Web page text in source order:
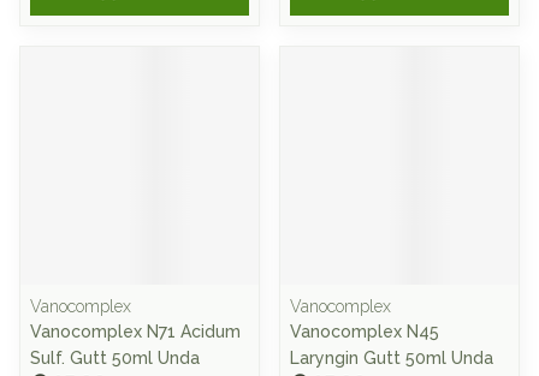
Vanocomplex
Vanocomplex N71 Acidum
Sulf. Gutt 50ml Unda
Vanocomplex
Vanocomplex N45
Laryngin Gutt 50ml Unda